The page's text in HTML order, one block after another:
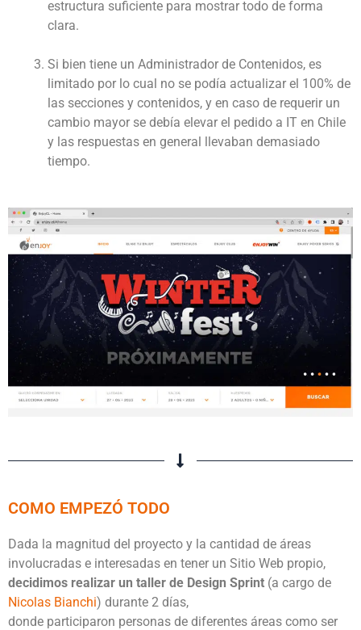
estructura suficiente para mostrar todo de forma
clara.
Si bien tiene un Administrador de Contenidos, es
limitado por lo cual no se podía actualizar el 100% de
las secciones y contenidos, y en caso de requerir un
cambio mayor se debía elevar el pedido a IT en Chile
y las respuestas en general llevaban demasiado
tiempo.
COMO EMPEZÓ TODO
Dada la magnitud del proyecto y la cantidad de áreas
involucradas e interesadas en tener un Sitio Web propio,
decidimos realizar un taller de Design Sprint (a cargo de
Nicolas Bianchi) durante 2 días,
donde participaron personas de diferentes áreas como ser